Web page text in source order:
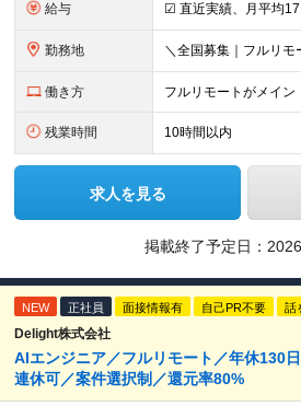
給与
勤務地
働き方 フルリモートがメイン
残業時間 10時間以内
求人を見る
掲載終了予定日：
NEW 正社員 面接情報有 自己PR不要 話
Delight株式会社
AIエンジニア／フルリモート／年休130
連休可／案件選択制／還元率80%